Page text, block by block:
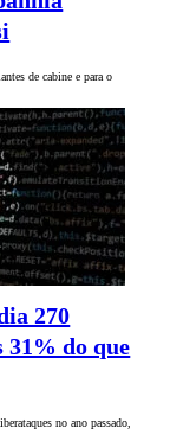
de cabine e para o
270
31% do que
no ano passado,